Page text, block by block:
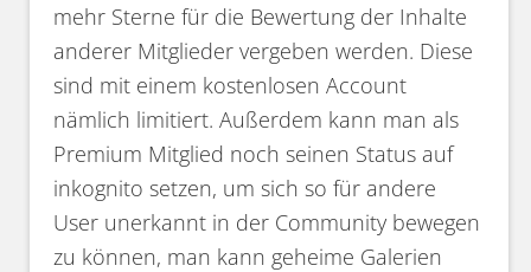
mehr Sterne für die Bewertung der Inhalte
anderer Mitglieder vergeben werden. Diese
sind mit einem kostenlosen Account
nämlich limitiert. Außerdem kann man als
Premium Mitglied noch seinen Status auf
inkognito setzen, um sich so für andere
User unerkannt in der Community bewegen
zu können, man kann geheime Galerien